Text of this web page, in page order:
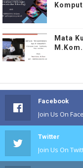
Mata
M.Kom.
Facebook
Join Us On
Twitter
Join Us On